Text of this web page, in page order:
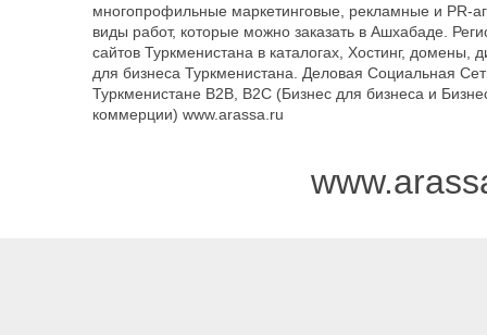
многопрофильные маркетинговые, рекламные и PR-
виды работ, которые можно заказать в Ашхабаде.
сайтов Туркменистана в каталогах, Хостинг, домены,
для бизнеса Туркменистана. Деловая Социальная
Туркменистане B2B, B2C (Бизнес для бизнеса и
коммерции) www.arassa.ru